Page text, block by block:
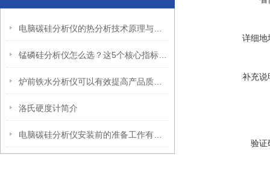
洛氏硬度计简介
详细地
补充说
验证